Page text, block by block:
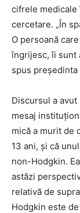
cifrele
cercetare. „În
O persoană
îngrijesc, îi sunt
spus președinta
Discursul a
mesaj
mică a murit de
13 ani, și că
non-Hodgkin.
astăzi
relativă de
Hodgkin este